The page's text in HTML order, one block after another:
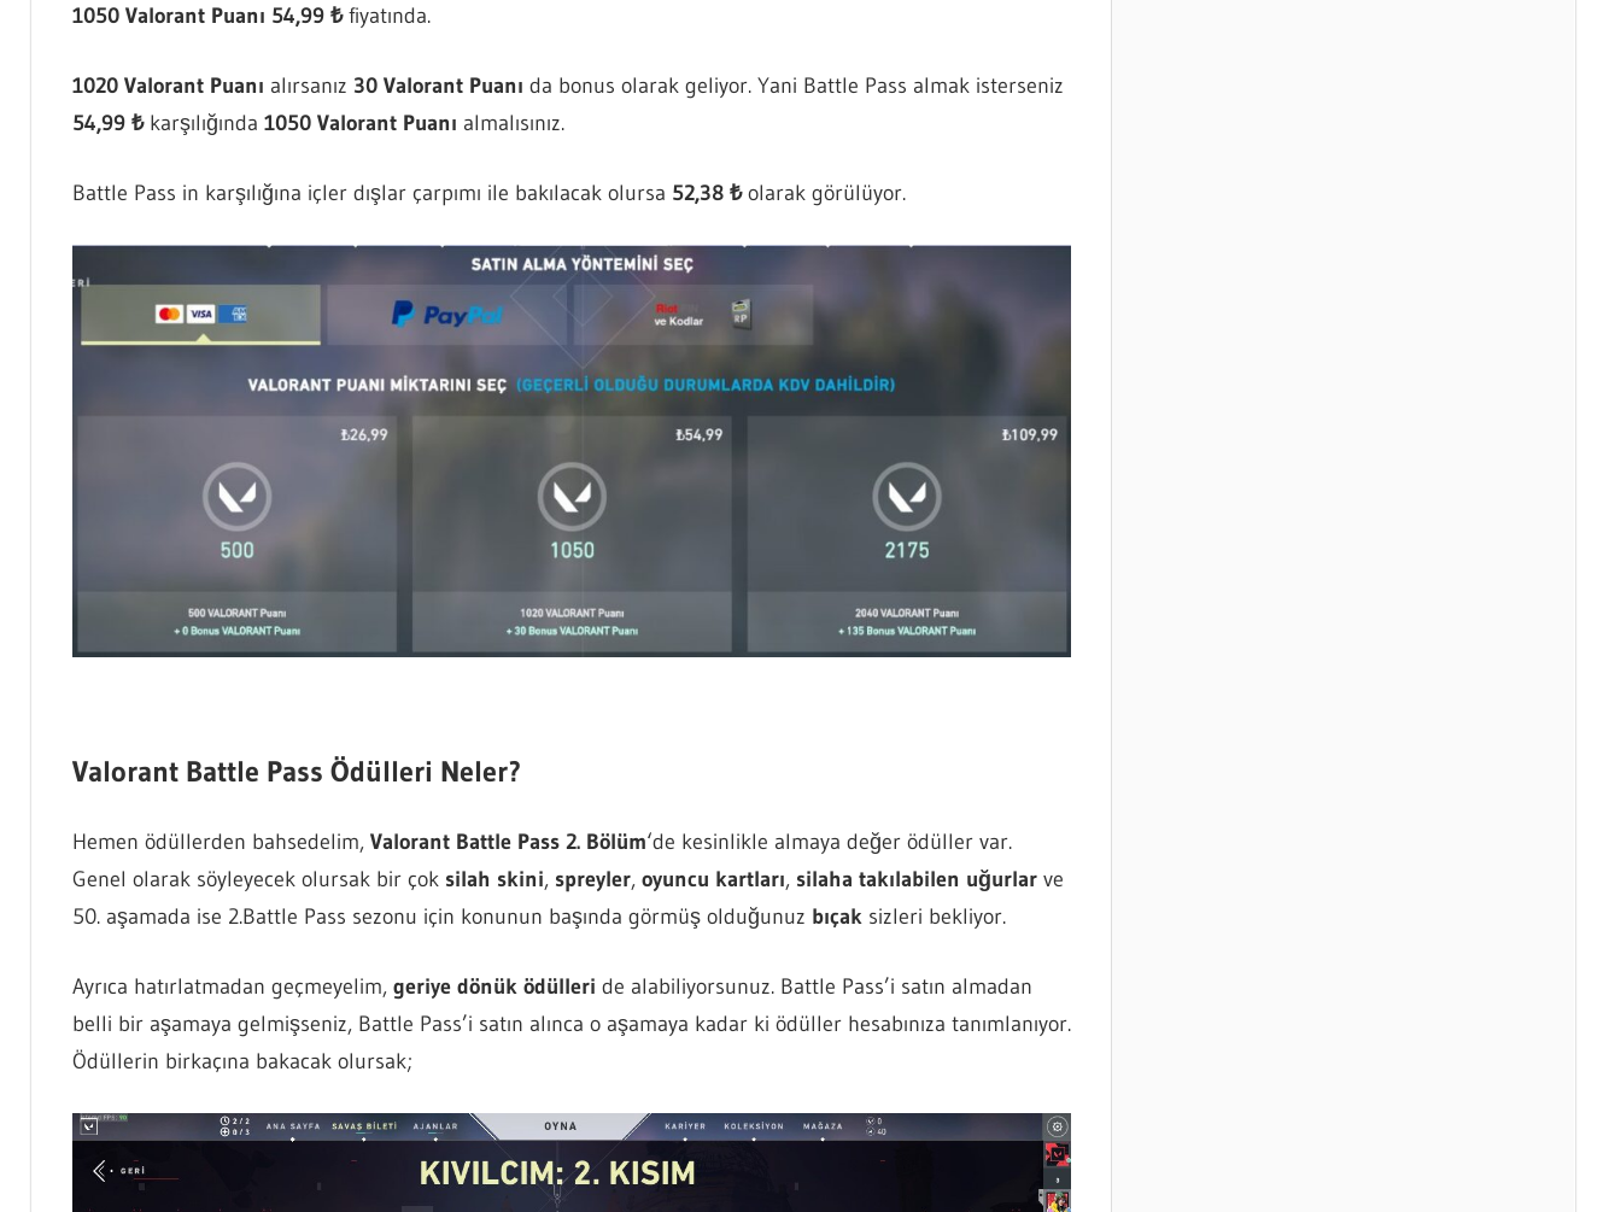
1050 Valorant Puanı 54,99 ₺fiyatında.
1020 Valorant Puanı alırsanız 30 Valorant Puanı da bonus olarak geliyor. Yani Battle Pass almak isterseniz
54,99 ₺karşılığında 1050 Valorant Puanı almalısınız.
Battle Pass in karşılığına içler dışlar çarpımı ile bakılacak olursa 52,38 ₺olarak görülüyor.
Valorant Battle Pass Ödülleri Neler?
Hemen ödüllerden bahsedelim, Valorant Battle Pass 2. Bölüm‘de kesinlikle almaya değer ödüller var.
Genel olarak söyleyecek olursak bir çok silah skini,spreyler, oyuncu kartları, silaha takılabilen uğurlarve
50. aşamada ise 2.Battle Pass sezonu için konunun başında görmüş olduğunuz bıçaksizleri bekliyor.
Ayrıca hatırlatmadan geçmeyelim, geriye dönük ödülleri de alabiliyorsunuz. Battle Pass’i satın almadan
belli bir aşamaya gelmişseniz, Battle Pass’i satın alınca o aşamaya kadar ki ödüller hesabınıza tanımlanıyor.
Ödüllerin birkaçına bakacak olursak;